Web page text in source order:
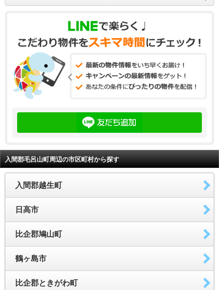
入間郡毛呂山町周辺の市区町村から探す
入間郡越生町
日高市
比企郡鳩山町
鶴ヶ島市
比企郡ときがわ町